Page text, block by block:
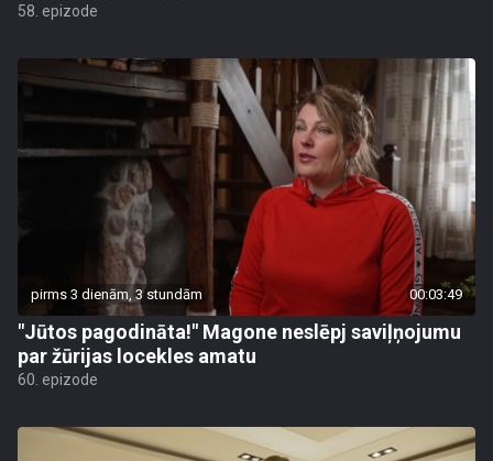
58. epizode
pirms 3 dienām, 3 stundām 00:03:49
"Jūtos pagodināta!" Magone neslēpj saviļņojumu
par žūrijas locekles amatu
60. epizode